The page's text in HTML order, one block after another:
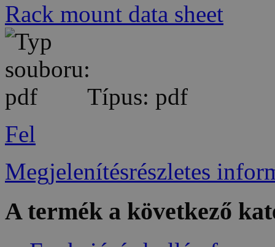
Rack mount data sheet
Típus: pdf
Fel
Megjelenítésrészletes
A termék a következő